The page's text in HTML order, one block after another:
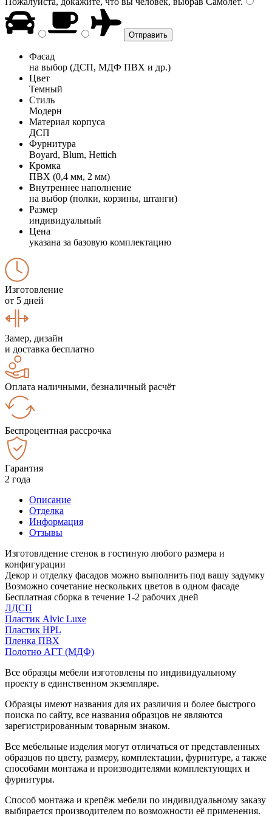
Фасад
на выбор (ДСП, МДФ ПВХ и др.)
Цвет
Темный
Стиль
Модерн
Материал корпуса
ДСП
Фурнитура
Boyard, Blum, Hettich
Кромка
ПВХ (0,4 мм, 2 мм)
Внутреннее наполнение
на выбор (полки, корзины, штанги)
Размер
индивидуальный
Цена
указана за базовую комплектацию
Изготовление
от 5 дней
Замер, дизайн
и доставка бесплатно
Оплата наличными, безналичный расчёт
Беспроцентная рассрочка
Гарантия
2 года
Описание
Отделка
Информация
Отзывы
Изготовлдение стенок в гостиную любого размера и
конфигурации
Декор и отделку фасадов можно выполнить под вашу задумку
Возможно сочетание нескольких цветов в одном фасаде
Бесплатная сборка в течение 1-2 рабочих дней
ЛДСП
Пластик Alvic Luxe
Пластик HPL
Пленка ПВХ
Полотно АГТ (МДФ)
Все образцы мебели изготовлены по индивидуальному
проекту в единственном экземпляре.
Образцы имеют названия для их различия и более быстрого
поиска по сайту, все названия образцов не являются
зарегистрированным товарным знаком.
Все мебельные изделия могут отличаться от представленных
образцов по цвету, размеру, комплектации, фурнитуре, а также
способами монтажа и производителями комплектующих и
фурнитуры.
Способ монтажа и крепёж мебели по индивидуальному заказу
выбирается производителем по возможности её применения.